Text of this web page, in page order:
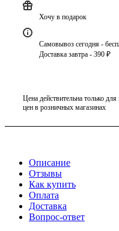
Хочу в подарок
Самовывоз сегодня -
Доставка завтра - 390 ₽
Цена действительна только
цен в розничных магазинах
Описание
Отзывы
Как купить
Оплата
Доставка
Вопрос-ответ